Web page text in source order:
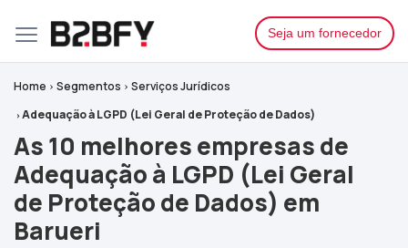
Seja um fornecedor
Home Segmentos
Serviços Jurídicos
Adequação à LGPD (Lei Geral de Proteção de Dados)
As 10 melhores empresas de
Adequação à LGPD (Lei Geral
de Proteção de Dados) em
Barueri